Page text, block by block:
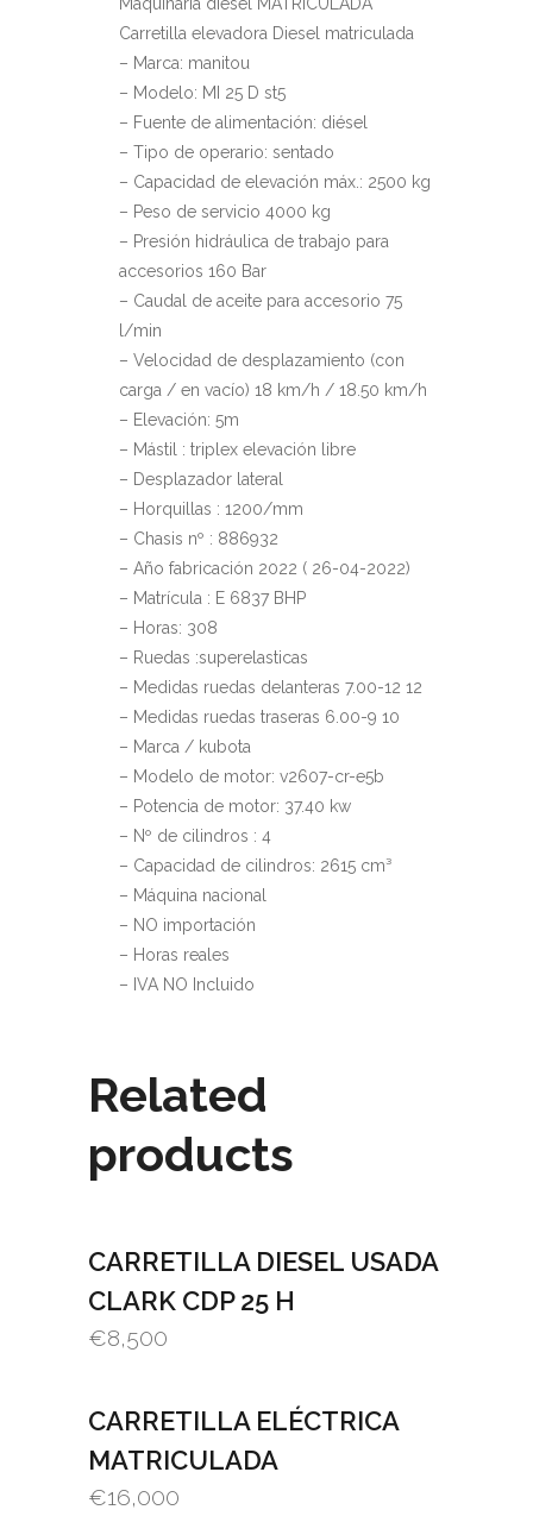
Carretilla elevadora Diesel matriculada
– Marca: manitou
– Modelo: MI 25 D st5
– Fuente de alimentación: diésel
– Tipo de operario: sentado
– Capacidad de elevación máx.: 2500 kg
– Peso de servicio 4000 kg
– Presión hidráulica de trabajo para
accesorios 160 Bar
– Caudal de aceite para accesorio 75
l/min
– Velocidad de desplazamiento (con
carga / en vacío) 18 km/h / 18.50 km/h
– Elevación: 5m
– Mástil : triplex elevación libre
– Desplazador lateral
– Horquillas : 1200/mm
– Chasis nº : 886932
– Año fabricación 2022 ( 26-04-2022)
– Matrícula : E 6837 BHP
– Horas: 308
– Ruedas :superelasticas
– Medidas ruedas delanteras 7.00-12 12
– Medidas ruedas traseras 6.00-9 10
– Marca / kubota
– Modelo de motor: v2607-cr-e5b
– Potencia de motor: 37.40 kw
– Nº de cilindros : 4
– Capacidad de cilindros: 2615 cm³
– Máquina nacional
– NO importación
– Horas reales
– IVA NO Incluido
Related
products
CARRETILLA DIESEL USADA
CLARK CDP 25 H
€8,500
CARRETILLA ELÉCTRICA
MATRICULADA
€16,000